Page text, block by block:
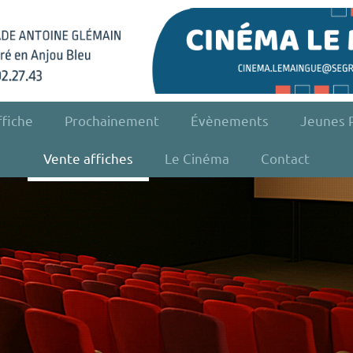
Prochainement Évènements Jeunes
Vente affiches Le Cinéma Contact